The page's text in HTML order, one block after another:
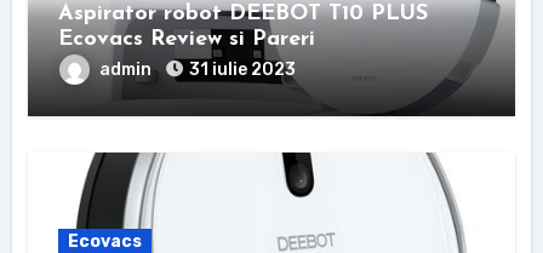
Aspirator robot DEEBOT T10 PLUS
Ecovacs Review si Pareri
admin 31 iulie 2023
Ecovacs